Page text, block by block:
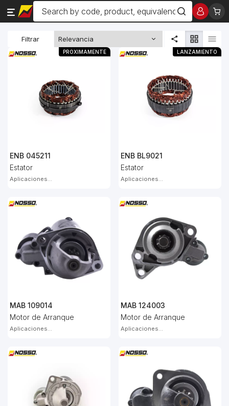
Filtrar
ENB 045211
Estator
Aplicaciones...
PROXIMAMENTE
ENB BL9021
Estator
Aplicaciones...
LANZAMIENTO
MAB 109014
Motor de Arranque
Aplicaciones...
MAB 124003
Motor de Arranque
Aplicaciones...